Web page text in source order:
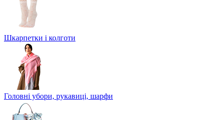
Шкарпетки і колготи
Головні убори, рукавиці, шарфи